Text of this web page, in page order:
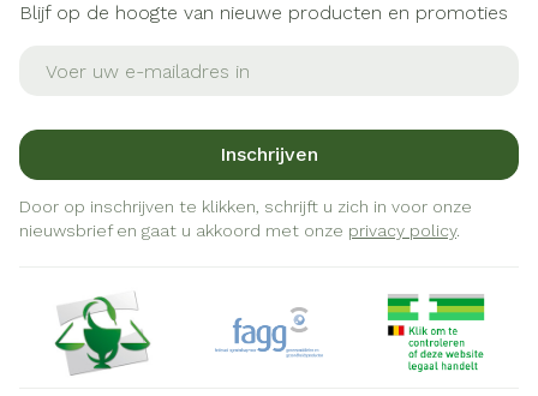
Blijf op de hoogte van nieuwe producten en promoties
Inschrijven
Door op inschrijven te klikken, schrijft u zich in voor onze
nieuwsbrief en gaat u akkoord met onze privacy policy.